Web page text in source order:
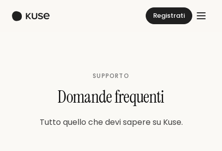
Registrati
SUPPORTO
Domande frequenti
Tutto quello che devi sapere su Kuse.